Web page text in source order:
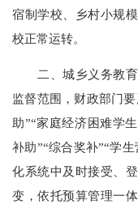
宿制学校、乡村小规
校正常运转。
二、城乡义务教育
监督范围，财政部门
助”“家庭经济困难学
补助”“综合奖补”“学
化系统中及时接受、
变，依托预算管理一